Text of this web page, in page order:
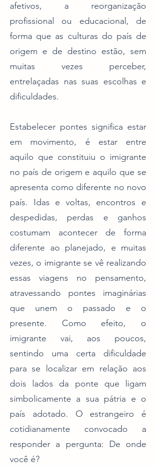
afetivos, a reorganização
profissional ou educacional, de
forma que as culturas do país de
origem e de destino estão, sem
muitas vezes perceber,
entrelaçadas nas suas escolhas e
dificuldades.
Estabelecer pontes significa estar
em movimento, é estar entre
aquilo que constituiu o imigrante
no país de origem e aquilo que se
apresenta como diferente no novo
país. Idas e voltas, encontros e
despedidas, perdas e ganhos
costumam acontecer de forma
diferente ao planejado, e muitas
vezes, o imigrante se vê realizando
essas viagens no pensamento,
atravessando pontes imaginárias
que unem o passado e o
presente. Como efeito, o
imigrante vai, aos poucos,
sentindo uma certa dificuldade
para se localizar em relação aos
dois lados da ponte que ligam
simbolicamente a sua pátria e o
país adotado. O estrangeiro é
cotidianamente convocado a
responder a pergunta: De onde
você é?